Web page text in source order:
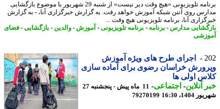
برنامه تلویزیونی «هیچ وقت دیر نیست» از شنبه 29 شهریور با موضوع بازگشایی
روی آنتن شبکه آموزش خواهد رفت. به گزارش خبرگزاری آنا، - به گزارش
آنا، برنامه تلویزیونی هیچ وقت ...
مدارس -برنامه -برنامه تلویزیونی-آموزش-والدین-بازگشایی-فضای
اجرای طرح های ویژه آموزش
خراسان رضوی برای آماده سازی
اولی ها
آنلاین-اجتماعی-
11 ماه پیش - پنجشنبه 27
16:30
79270199